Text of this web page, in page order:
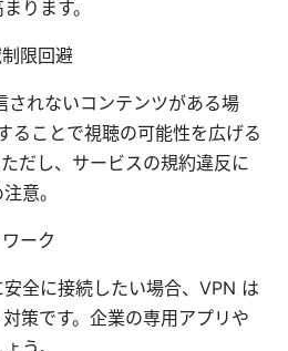
ります。
限回避
されないコンテンツがある場
ることで視聴の可能性を広げる
だし、サービスの規約違反に
意。
ーク
全に接続したい場合、VPN は
策です。企業の専用アプリや